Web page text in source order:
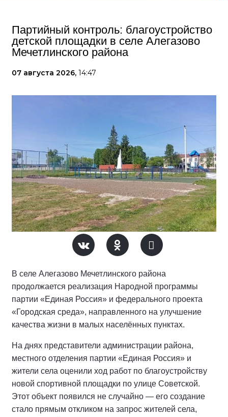
Партийный контроль: благоустройство
детской площадки в селе Алегазово
Мечетлинского района
07 августа 2026, 14:47
В селе Алегазово Мечетлинского района
продолжается реализация Народной программы
партии «Единая Россия» и федерального проекта
«Городская среда», направленного на улучшение
качества жизни в малых населённых пунктах.
На днях представители администрации района,
местного отделения партии «Единая Россия» и
жители села оценили ход работ по благоустройству
новой спортивной площадки по улице Советской.
Этот объект появился не случайно — его создание
стало прямым откликом на запрос жителей села,